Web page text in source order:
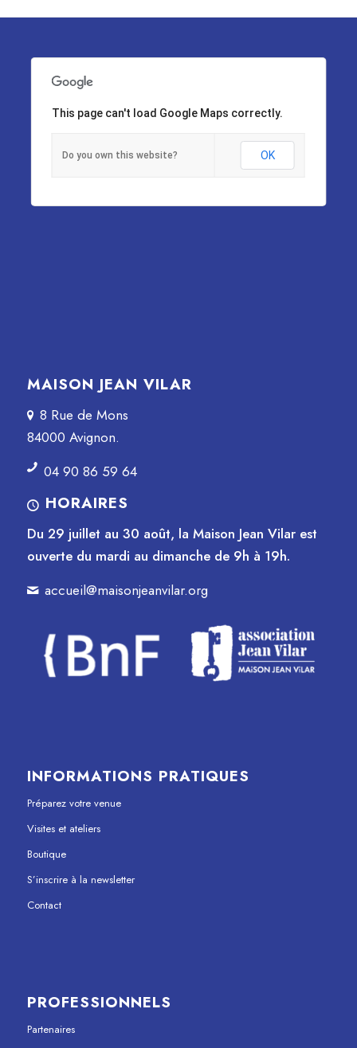
This page can't load Google Maps correctly.
Do you own this website? OK
MAISON JEAN VILAR
8 Rue de Mons
84000 Avignon.
04 90 86 59 64
HORAIRES
Du 29 juillet au 30 août, la Maison Jean Vilar est
ouverte du mardi au dimanche de 9h à 19h.
accueil@maisonjeanvilar.org
INFORMATIONS PRATIQUES
Préparez votre venue
Visites et ateliers
Boutique
S’inscrire à la newsletter
Contact
PROFESSIONNELS
Partenaires